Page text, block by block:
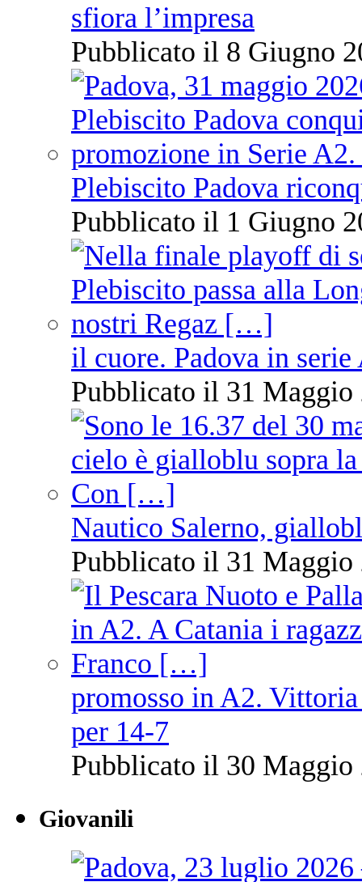
sfiora l’impresa
Pubblicato il 8 Giugno
Plebiscito Padova
Pubblicato il 1 Giugno
il cuore. Padova in serie
Pubblicato il 31 Maggio
Nautico Salerno,
Pubblicato il 31 Maggio
promosso in A2.
per 14-7
Pubblicato il 30 Maggio
Giovanili